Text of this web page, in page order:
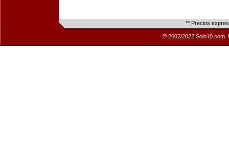
** Precios
© 2002/2022 Solo10.com